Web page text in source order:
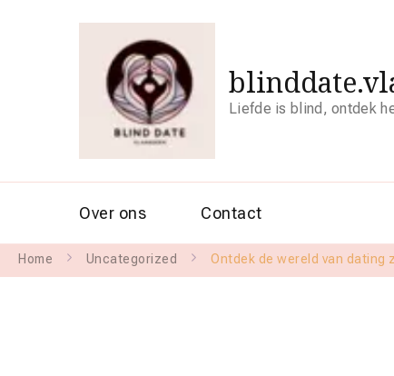
Liefde is blind, ontdek
Over ons Contact
Home Uncategorized Ontdek de wereld van dating